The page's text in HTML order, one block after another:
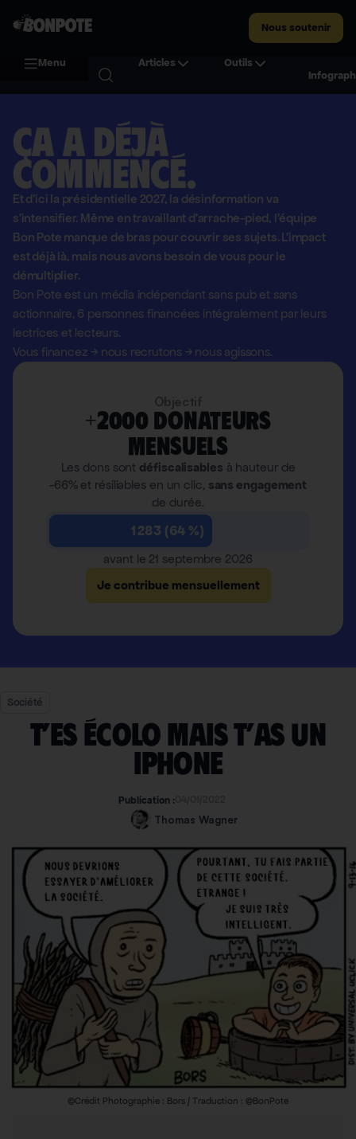
Nous soutenir
Menu Articles
Outils
Ça a déjà
commencé.
Et d'ici la présidentielle 2027, la désinformation va
s'intensifier. Même en travaillant d'arrache-pied, l'équipe
Bon Pote manque de bras pour couvrir ses sujets. L'impact
est déjà là, mais nous avons besoin de vous pour le
démultiplier.
Bon Pote est un média indépendant sans pub et sans
actionnaire, 6 personnes financées intégralement par leurs
lectrices et lecteurs.
Vous financez→ nous recrutons →nous agissons.
+2000 donateurs
mensuels
Les dons sont défiscalisables à hauteur de
-66% et résiliables en un clic, sans engagement
de durée.
1 283 (64 %)
avant le 21 septembre 2026
Je contribue mensuellement
Société
T’es écolo mais t’as un
iPhone
Publication :04/01/2022
Thomas Wagner
©Crédit Photographie : Bors / Traduction : @BonPote